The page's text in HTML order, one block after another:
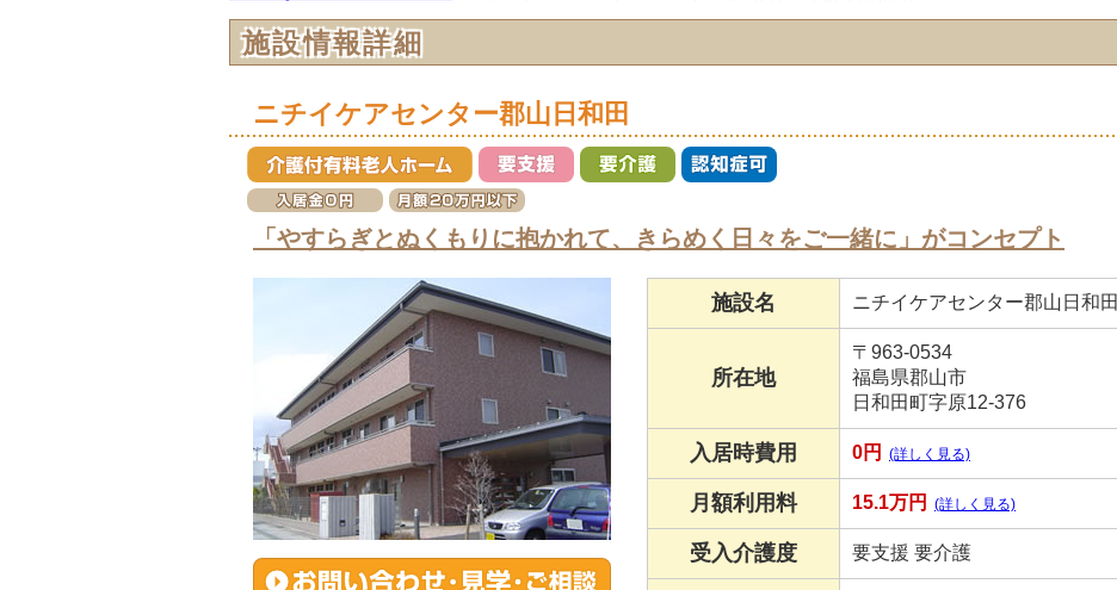
施設情報詳細
ニチイケアセンター郡山日和田
「やすらぎとぬくもりに抱かれて、きらめく日々をご一緒に」がコンセプト
施設名 ニチイケアセンター郡山日和田
所在地
〒963-0534
福島県郡山市
日和田町字原12-376
入居時費用 0円 (詳しく見る)
月額利用料 15.1万円 (詳しく見る)
受入介護度 要支援 要介護